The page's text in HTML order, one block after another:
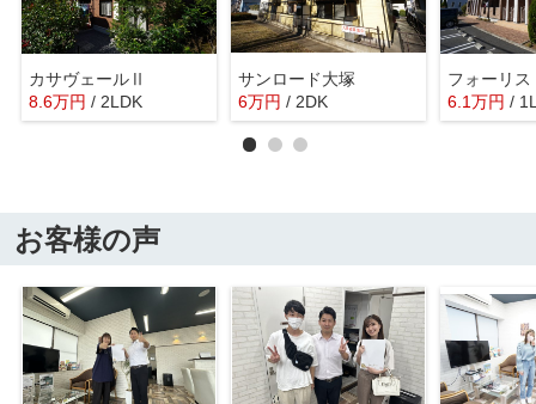
カサヴェールⅡ
8.6万円 / 2LDK
サンロード大塚
6万円 / 2DK
フォーリス
6.1万円 /
お客様の声